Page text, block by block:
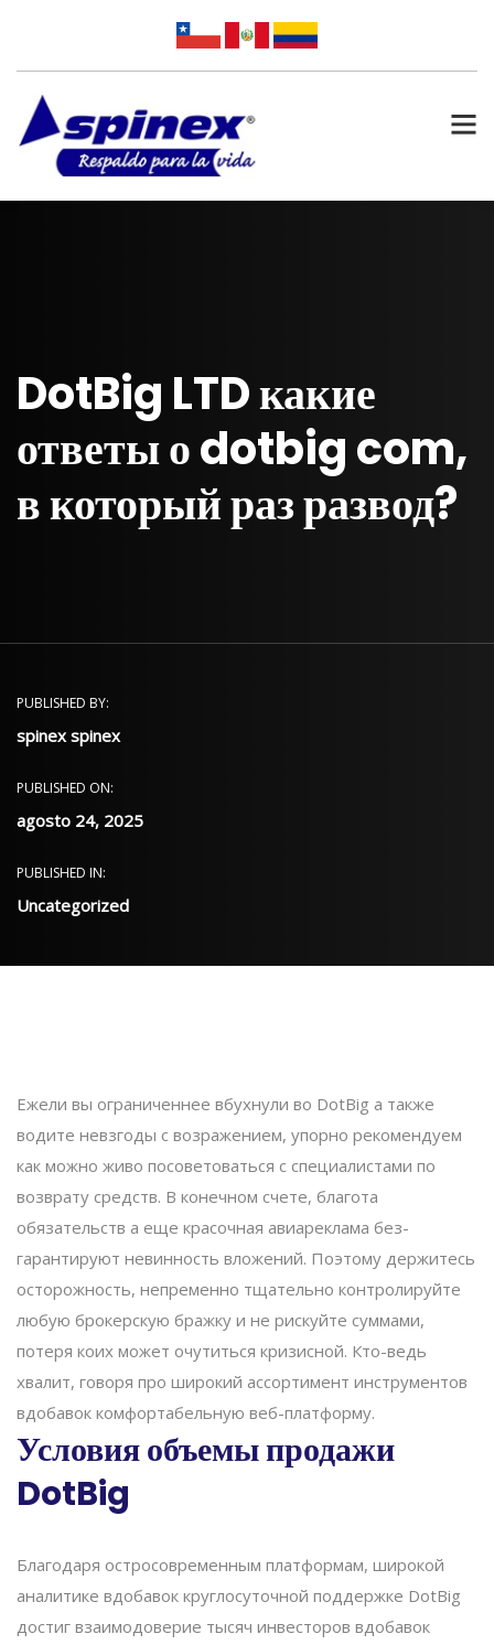
DotBig LTD какие
ответы о dotbig com,
в который раз развод?
PUBLISHED BY:
spinex spinex
PUBLISHED ON:
agosto 24, 2025
PUBLISHED IN:
Uncategorized
Ежели вы ограниченнее вбухнули во DotBig а также
водите невзгоды с возражением, упорно рекомендуем
как можно живо посоветоваться с специалистами по
возврату средств. В конечном счете, благота
обязательств а еще красочная авиареклама без-
гарантируют невинность вложений. Поэтому держитесь
осторожность, непременно тщательно контролируйте
любую брокерскую бражку и не рискуйте суммами,
потеря коих может очутиться кризисной. Кто-ведь
хвалит, говоря про широкий ассортимент инструментов
вдобавок комфортабельную веб-платформу.
Условия объемы продажи
DotBig
Благодаря остросовременным платформам, широкой
аналитике вдобавок круглосуточной поддержке DotBig
достиг взаимодоверие тысяч инвесторов вдобавок